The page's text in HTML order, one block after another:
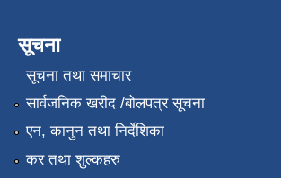
सूचना
सूचना तथा समाचार
सार्वजनिक खरीद /बोलपत्र सूचना
एन, कानुन तथा निर्देशिका
कर तथा शुल्कहरु